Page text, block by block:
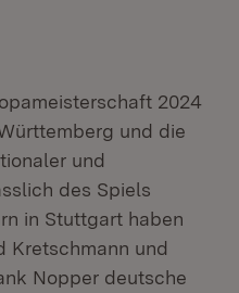
2024
und die
und
des Spiels
in Stuttgart haben
Kretschmann und
Nopper deutsche